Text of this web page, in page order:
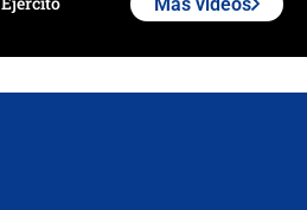
director de la Policía